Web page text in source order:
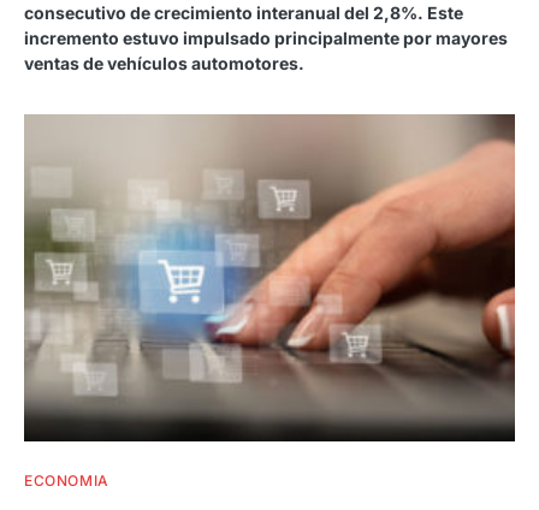
consecutivo de crecimiento interanual del 2,8%. Este
incremento estuvo impulsado principalmente por mayores
ventas de vehículos automotores.
ECONOMIA